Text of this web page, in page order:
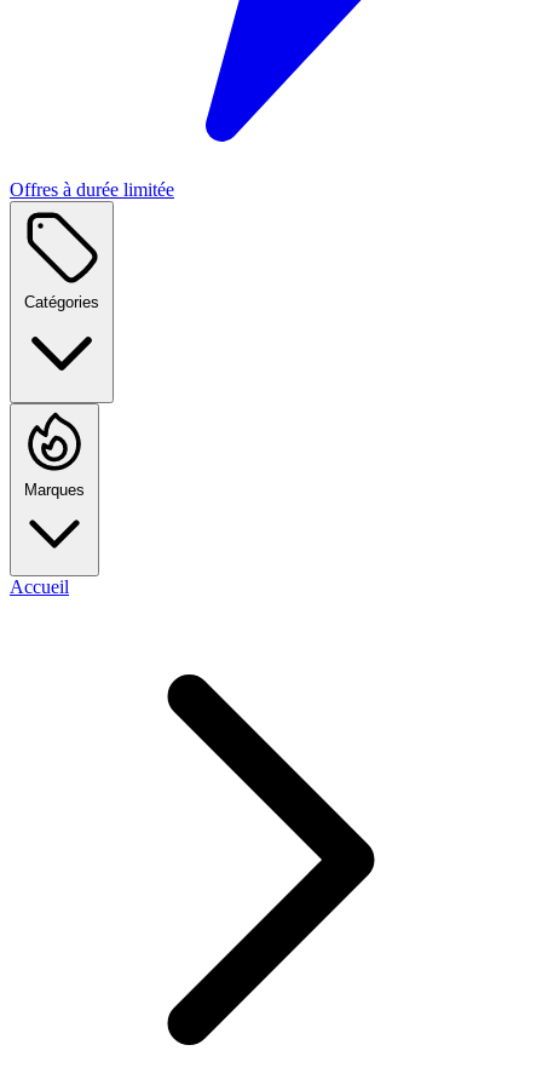
Offres à durée limitée
Catégories
Marques
Accueil